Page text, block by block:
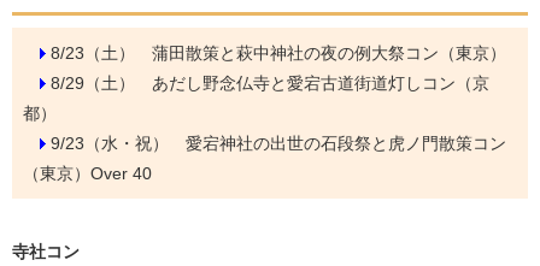
8/23（土） 蒲田散策と萩中神社の夜の例大祭コン（東京）
8/29（土） あだし野念仏寺と愛宕古道街道灯しコン（京
都）
9/23（水・祝） 愛宕神社の出世の石段祭と虎ノ門散策コン
（東京）Over 40
寺社コン